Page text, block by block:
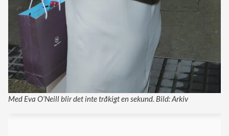
Med Eva O’Neill blir det inte tråkigt en sekund. Bild: Arkiv